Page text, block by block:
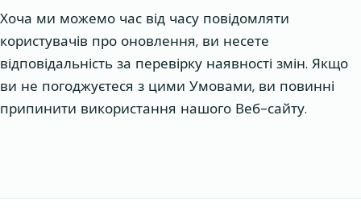
Хоча ми можемо час від часу повідомляти
користувачів про оновлення, ви несете
відповідальність за перевірку наявності змін. Якщо
ви не погоджуєтеся з цими Умовами, ви повинні
припинити використання нашого Веб-сайту.